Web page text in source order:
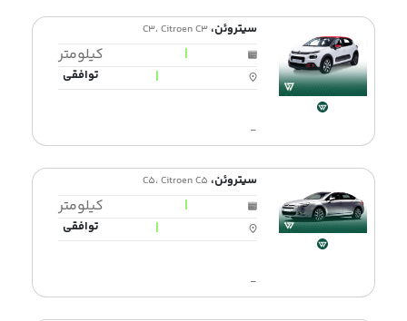
سیتروئن،C3، Citroen C3
|
کیلومتر
|
توافقی
-
سیتروئن، C5، Citroen C5
|
کیلومتر
|
توافقی
-